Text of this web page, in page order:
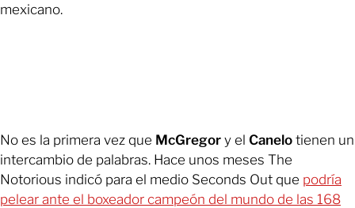
mexicano.
No es la primera vez que McGregor y el Canelo tienen un
intercambio de palabras. Hace unos meses The
Notorious indicó para el medio Seconds Out que podría
pelear ante el boxeador campeón del mundo de las 168